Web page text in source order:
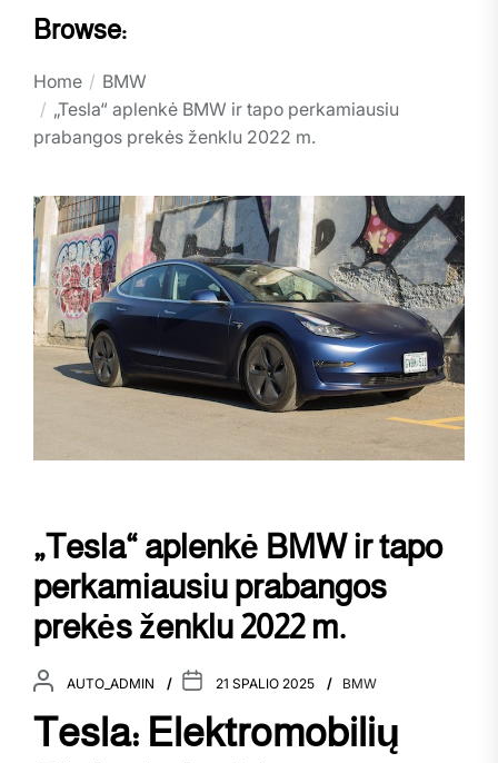
Browse:
Home
BMW
„Tesla“ aplenkė BMW ir tapo perkamiausiu
prabangos prekės ženklu 2022 m.
„Tesla“ aplenkė BMW ir tapo
perkamiausiu prabangos
prekės ženklu 2022 m.
AUTO_ADMIN 21 SPALIO 2025 BMW
Tesla: Elektromobilių